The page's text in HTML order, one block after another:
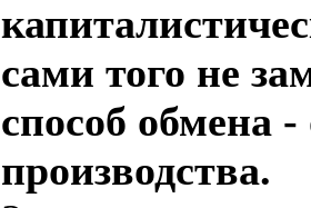
сами того не
способ обмена
производства.